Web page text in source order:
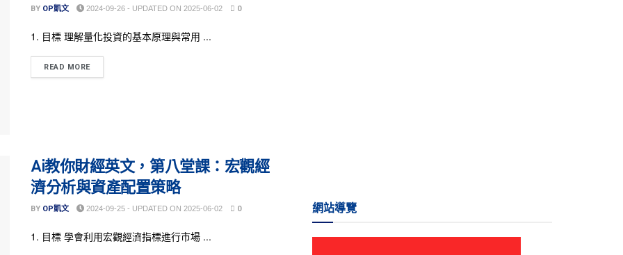
BY OP凱文 2024-09-26 - UPDATED ON 2025-06-02 0
1. 目標 理解量化投資的基本原理與常用 ...
READ MORE
Ai教你財經英文，第八堂課：宏觀經
濟分析與資產配置策略
BY OP凱文 2024-09-25 - UPDATED ON 2025-06-02 0
1. 目標 學會利用宏觀經濟指標進行市場 ...
網站導覽